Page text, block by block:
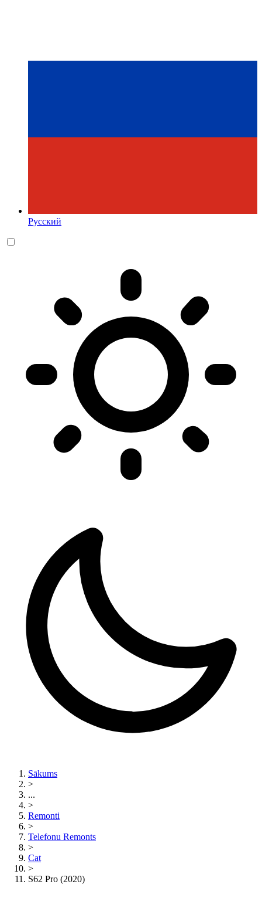
Русский
Sākums
>
...
>
Remonti
>
Telefonu Remonts
>
Cat
>
S62 Pro (2020)